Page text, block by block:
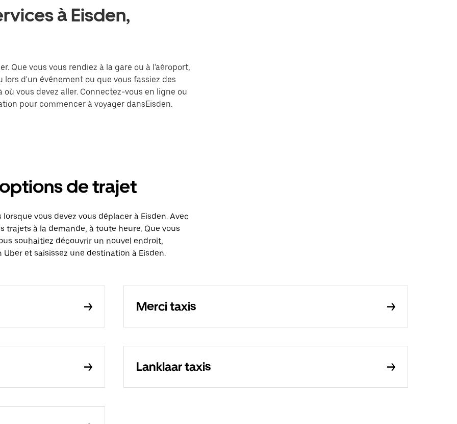
à Eisden,
Que vous vous rendiez à la gare ou à l'aéroport,
d'un événement ou que vous fassiez des
vous devez aller. Connectez-vous en ligne ou
pour commencer à voyager dansEisden.
de trajet
vous devez vous déplacer à Eisden. Avec
trajets à la demande, à toute heure. Que vous
souhaitiez découvrir un nouvel endroit,
et saisissez une destination à Eisden.
Merci taxis
Lanklaar taxis